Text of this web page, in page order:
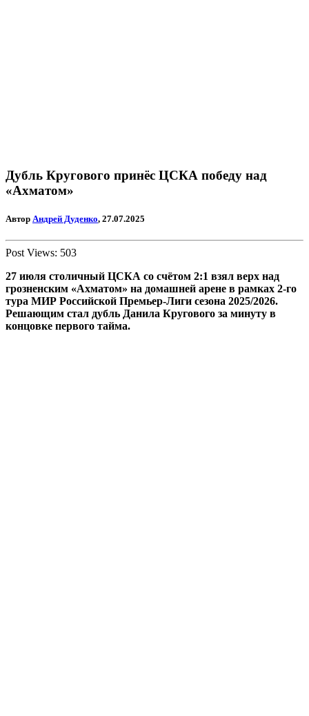
Дубль Кругового принёс ЦСКА победу над
«Ахматом»
Автор Андрей Дуденко, 27.07.2025
Post Views: 503
27 июля столичный ЦСКА со счётом 2:1 взял верх над
грозненским «Ахматом» на домашней арене в рамках 2-го
тура МИР Российской Премьер-Лиги сезона 2025/2026.
Решающим стал дубль Данила Кругового за минуту в
концовке первого тайма.